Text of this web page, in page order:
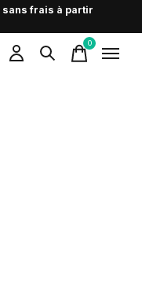
sans frais à partir
0items